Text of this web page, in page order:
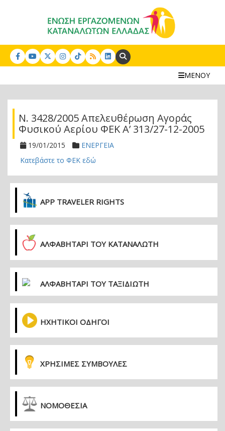
Search:
ΜΕΝΟΥ
Ν. 3428/2005 Απελευθέρωση Αγοράς
Φυσικού Αερίου ΦΕΚ Α’ 313/27-12-2005
19/01/2015
ΕΝΕΡΓΕΙΑ
Κατεβάστε το ΦΕΚ εδώ
APP TRAVELER RIGHTS
ΑΛΦΑΒΗΤΑΡΙ ΤΟΥ ΚΑΤΑΝΑΛΩΤΗ
ΑΛΦΑΒΗΤΑΡΙ ΤΟΥ ΤΑΞΙΔΙΩΤΗ
ΗΧΗΤΙΚΟΙ ΟΔΗΓΟΙ
ΧΡΗΣΙΜΕΣ ΣΥΜΒΟΥΛΕΣ
ΝΟΜΟΘΕΣΙΑ